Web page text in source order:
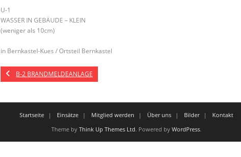
U-1
WASSER IN GEBÄUDE – KLEIN
(weniger als 10cm)
in Bernkastel-Kues / Ortsteil Bernkastel
B-2 BRANDMELDEANLAGE
Startseite Einsätze Mitglied werden Über uns Bilder
Kontakt
Theme by Think Up Themes Ltd. Powered by WordPress.